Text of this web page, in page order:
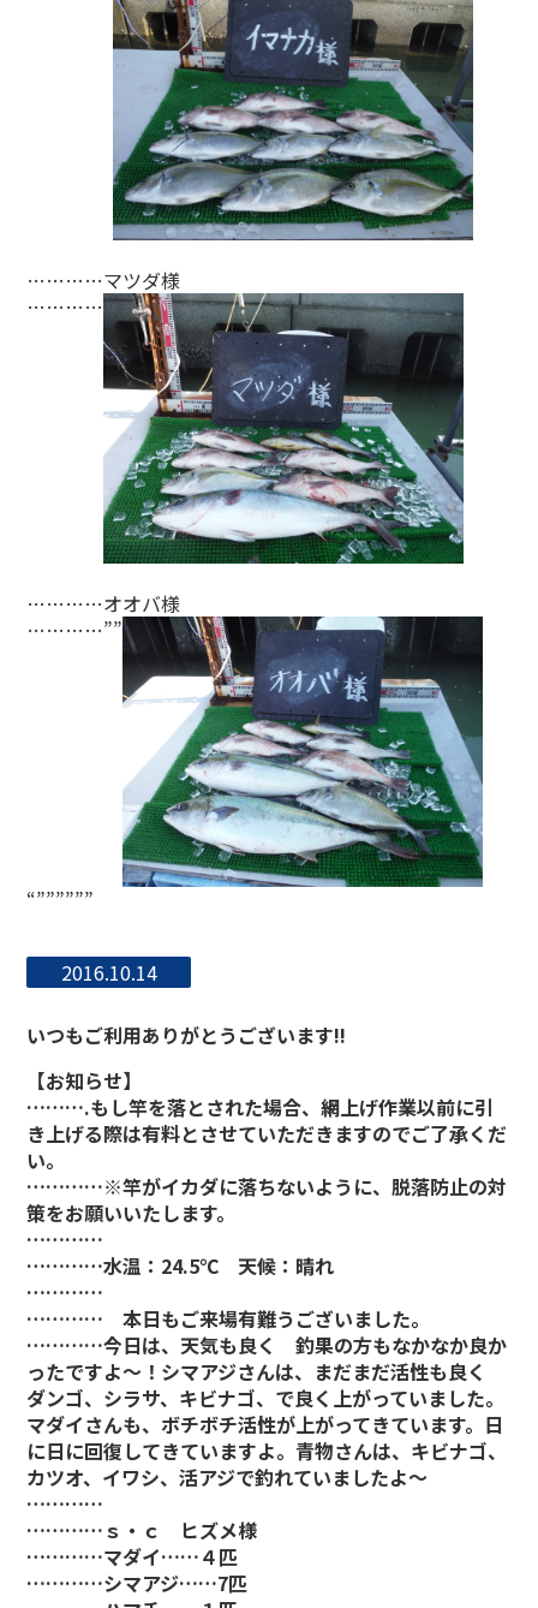
…………マツダ様
…………
…………オオバ様
…………””
“””””””
2016.10.14
いつもご利用ありがとうございます!!
【お知らせ】
……….もし竿を落とされた場合、網上げ作業以前に引
き上げる際は有料とさせていただきますのでご了承くだ
い。
…………※竿がイカダに落ちないように、脱落防止の対
策をお願いいたします。
…………
…………水温：24.5℃ 天候：晴れ
…………
………… 本日もご来場有難うございました。
…………今日は、天気も良く 釣果の方もなかなか良か
ったですよ～！シマアジさんは、まだまだ活性も良く
ダンゴ、シラサ、キビナゴ、で良く上がっていました。
マダイさんも、ボチボチ活性が上がってきています。日
に日に回復してきていますよ。青物さんは、キビナゴ、
カツオ、イワシ、活アジで釣れていましたよ～
…………
…………ｓ・ｃ ヒズメ様
…………マダイ……４匹
…………シマアジ……7匹